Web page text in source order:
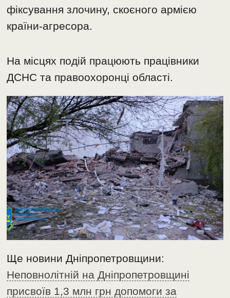
фіксування злочину, скоєного армією
країни-агресора.
На місцях подій працюють працівники
ДСНС та правоохоронці області.
Ще новини Дніпропетровщини:
Неповнолітній на Дніпропетровщині
присвоїв 1,3 млн грн допомоги за